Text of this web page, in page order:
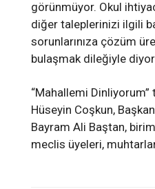
görünmüyor. Okul
diğer taleplerinizi ilgili
sorunlarınıza çözüm
bulaşmak dileğiyle
“Mahallemi Dinliyorum”
Hüseyin Coşkun,
Bayram Ali Baştan,
meclis üyeleri,